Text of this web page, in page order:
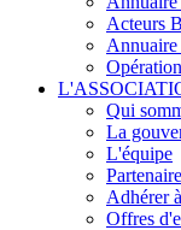
Acteurs
Annuaire
Qui
La
L'équipe
Adhérer
Offres